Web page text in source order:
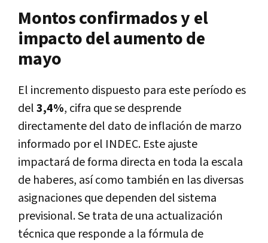
Montos confirmados y el
impacto del aumento de
mayo
El incremento dispuesto para este período es
del3,4%, cifra que se desprende
directamente del dato de inflación de marzo
informado por el INDEC. Este ajuste
impactará de forma directa en toda la escala
de haberes, así como también en las diversas
asignaciones que dependen del sistema
previsional. Se trata de una actualización
técnica que responde a la fórmula de